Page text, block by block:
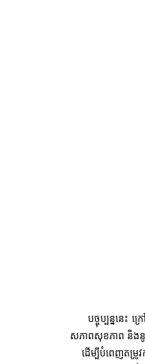
បច្ចុប្បន្ននេះ
សភាពសុខភាព និងនូវ
ដើម្បីបំពេញតម្រូវ